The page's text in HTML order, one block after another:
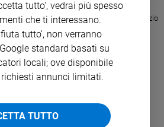
partecipazione alla Biennale, una
il grande artista e documenta il sodalizio
show
e Roma si fa paralizzare dalla neve. Alla
Bossi media e Calderoli incendia.
tutto', vedrai più spesso
che ti interessano.
tutto', non verranno
standard basati su
locali; ove disponibile
annunci limitati.
TUTTO